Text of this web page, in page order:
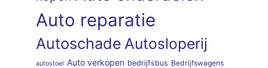
Auto reparatie
Autoschade Autosloperij
autostoel Auto verkopen bedrijfsbus Bedrijfswagens